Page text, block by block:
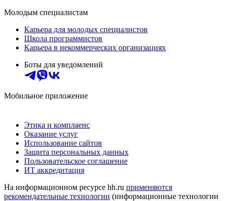
Молодым специалистам
Карьера для молодых специалистов
Школа программистов
Карьера в некоммерческих организациях
Боты для уведомлений
Мобильное приложение
Этика и комплаенс
Оказание услуг
Использование сайтов
Защита персональных данных
Пользовательское соглашение
ИТ аккредитация
На информационном ресурсе hh.ru применяются
рекомендательные технологии (информационные технологии